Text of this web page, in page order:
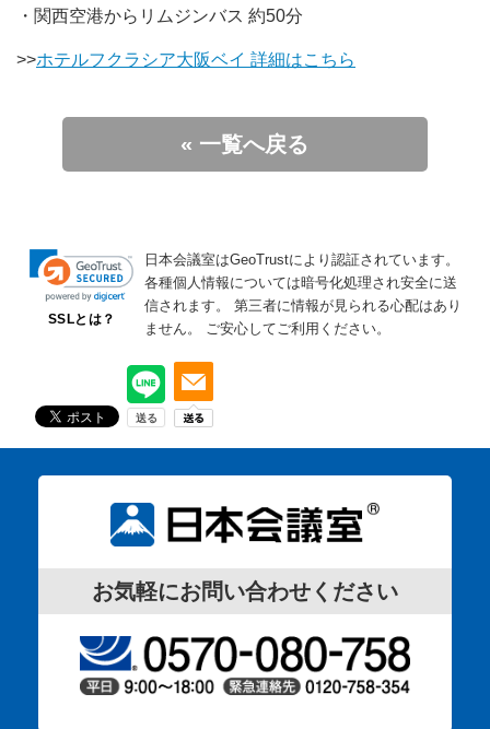
・関西空港からリムジンバス 約50分
>>ホテルフクラシア大阪ベイ 詳細はこちら
« 一覧へ戻る
SSLとは？
日本会議室はGeoTrustにより認証されています。
各種個人情報については暗号化処理され安全に送
信されます。
第三者に情報が見られる心配はあり
ません。
ご安心してご利用ください。
お気軽にお問い合わせください